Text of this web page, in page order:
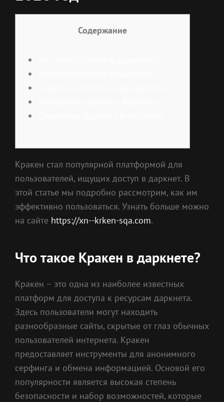
Содержание
Кракен стал популярной платформой для
пользователей, ищущих доступ в даркнет. В
этой статье мы подробно рассмотрим, как им
эффективно пользоваться. Узнать больше можно
на сайте https://xn--krken-sqa.com.
Что такое Кракен в даркнете?
Кракен – это одна из наиболее известных
платформ для доступа к ресурсам даркнета.
Здесь пользователи могут находить
разнообразные сайты, скрытые от глаз обычных
пользователей интернета. Кракен
предоставляет инструменты для анонимного
серфинга и обмена информацией. Основой его
популярности является высокая степень
безопасности и набор возможностей, которые